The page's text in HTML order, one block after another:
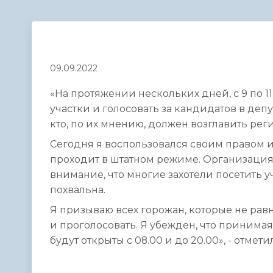
администрации
09.09.2022
«На протяжении нескольких дней, с 9 по
участки и голосовать за кандидатов в
кто, по их мнению, должен возглавить
Сегодня я воспользовался своим правом
проходит в штатном режиме.
внимание, что многие захотели посетить
похвальна.
Я призываю всех горожан, которые не
и проголосовать. Я убежден, что
будут открыты с 08.00 и до 20.00», -